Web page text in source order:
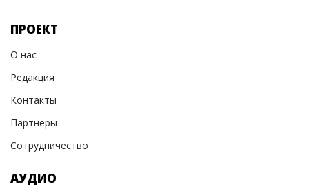
ПРОЕКТ
О нас
Редакция
Контакты
Партнеры
Сотрудничество
АУДИО